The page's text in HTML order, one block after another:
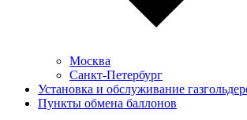
Москва
Санкт-Петербург
Установка и обслуживание
Пункты обмена баллонов